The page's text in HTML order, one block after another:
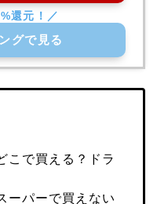
グで見る
こで買える？ドラ
ーパーで買えない